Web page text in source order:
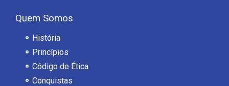
Quem Somos
História
Princípios
Código de Ética
Conquistas